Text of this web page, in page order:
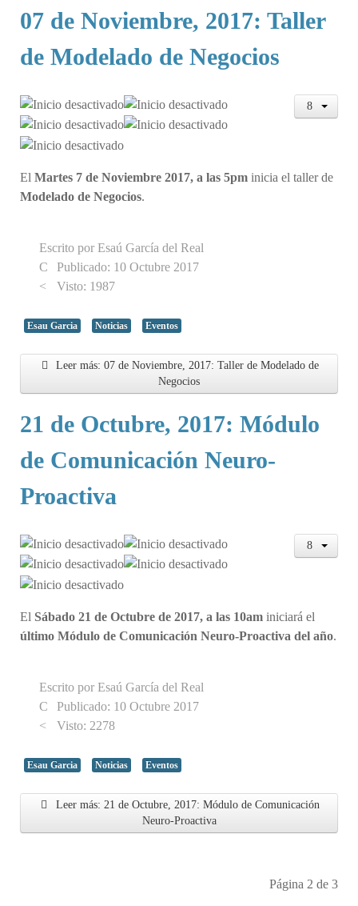
07 de Noviembre, 2017: Taller
de Modelado de Negocios
El Martes 7 de Noviembre 2017, a las 5pm inicia el taller de
Modelado de Negocios.
Escrito por Esaú García del Real
Publicado: 10 Octubre 2017
Visto: 1987
Esau Garcia Noticias Eventos
Leer más: 07 de Noviembre, 2017: Taller de Modelado de
Negocios
21 de Octubre, 2017: Módulo
de Comunicación Neuro-
Proactiva
El Sábado 21 de Octubre de 2017, a las 10am iniciará el
último Módulo de Comunicación Neuro-Proactiva del año.
Escrito por Esaú García del Real
Publicado: 10 Octubre 2017
Visto: 2278
Esau Garcia Noticias Eventos
Leer más: 21 de Octubre, 2017: Módulo de Comunicación
Neuro-Proactiva
Página 2 de 3